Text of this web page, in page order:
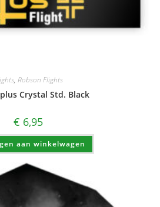
, Robson Flights
Crystal Std. Black
€ 6,95
aan winkelwagen